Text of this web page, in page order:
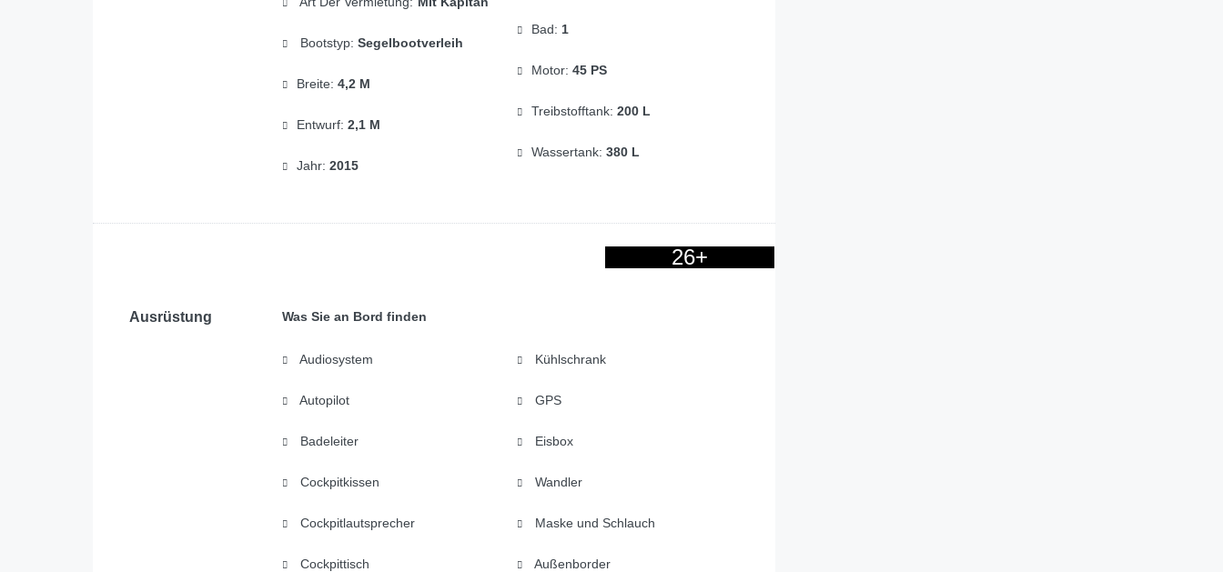
Bootstyp: Segelbootverleih
Breite: 4,2 M
Entwurf: 2,1 M
Jahr: 2015
Bad: 1
Motor: 45 PS
Treibstofftank: 200 L
Wassertank: 380 L
26+
Ausrüstung Was Sie an Bord finden
Audiosystem
Autopilot
Badeleiter
Cockpitkissen
Cockpitlautsprecher
Cockpittisch
Kühlschrank
GPS
Eisbox
Wandler
Maske und Schlauch
Außenborder